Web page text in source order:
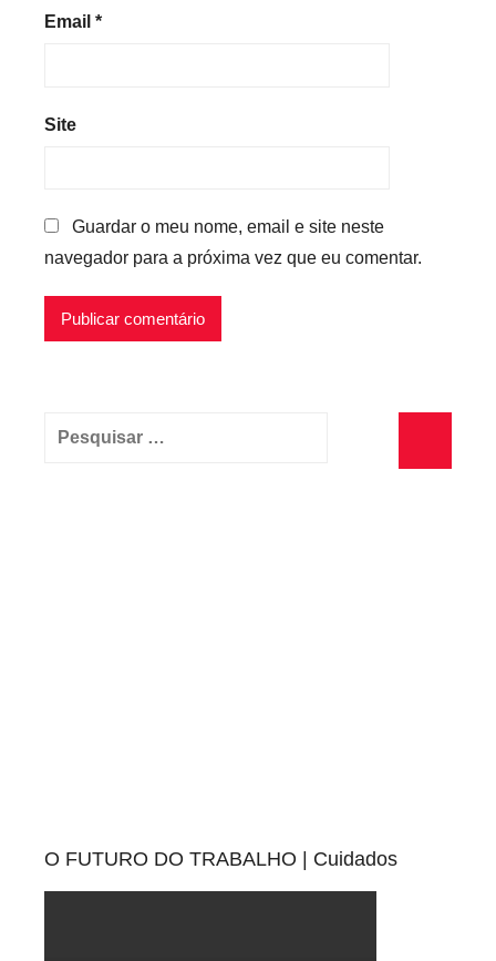
Email *
Site
Guardar o meu nome, email e site neste
navegador para a próxima vez que eu comentar.
Pesquisar
O FUTURO DO TRABALHO | Cuidados